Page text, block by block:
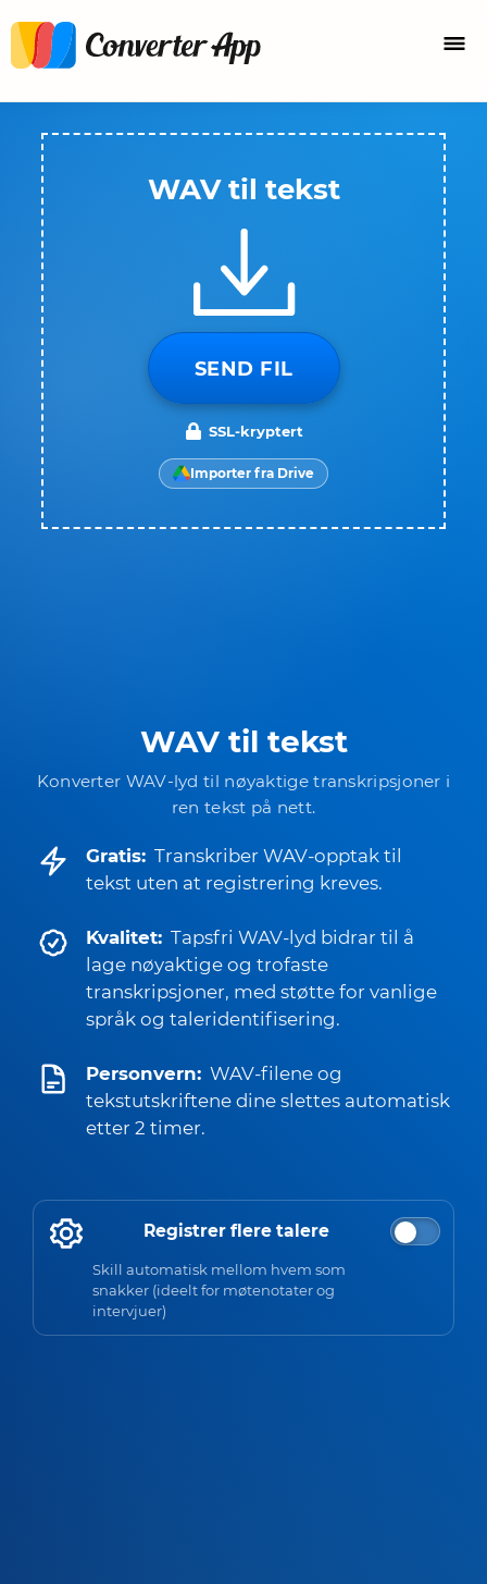
WAV til tekst
Konverter WAV-lyd til nøyaktige transkripsjoner i
ren tekst på nett.
Gratis: Transkriber WAV-opptak til
tekst uten at registrering kreves.
Kvalitet: Tapsfri WAV-lyd bidrar til å
lage nøyaktige og trofaste
transkripsjoner, med støtte for vanlige
språk og taleridentifisering.
Personvern: WAV-filene og
tekstutskriftene dine slettes automatisk
etter 2 timer.
Registrer flere talere
Skill automatisk mellom hvem som
snakker (ideelt for møtenotater og
intervjuer)
WAV til tekst
SEND FIL
SSL-kryptert
Importer fra Drive